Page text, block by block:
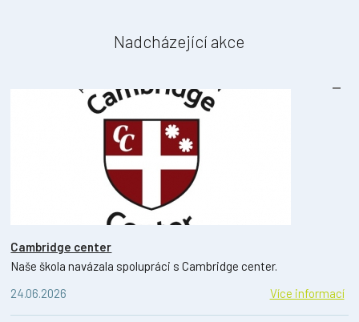
Nadcházející akce
Cambridge center
Naše škola navázala spolupráci s Cambridge center.
24.06.2026
Více informací